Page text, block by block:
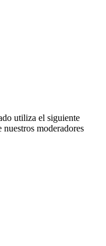
utiliza el siguiente
moderadores